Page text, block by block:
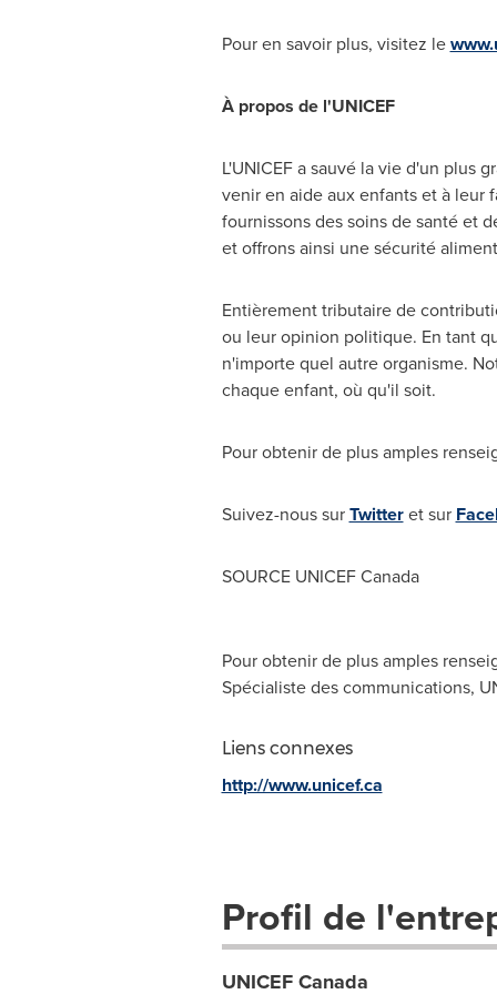
Pour en savoir plus, visitez le
À propos de l'UNICEF
L'UNICEF a sauvé la vie d'un plus
venir en aide aux enfants et à leur
fournissons des soins de santé et
et offrons ainsi une sécurité
Entièrement tributaire de
ou leur opinion politique. En tant
n'importe quel autre organisme.
chaque enfant, où qu'il soit.
Pour obtenir de plus amples
Suivez-nous surTwitteret sur
SOURCE UNICEF Canada
Pour obtenir de plus amples
Spécialiste des communications,
Liens connexes
http://www.unicef.ca
Profil de
UNICEF Canada